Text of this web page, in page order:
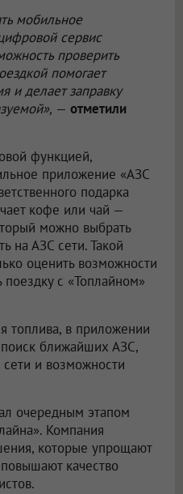
мобильное
сервис
проверить
помогает
и делает заправку
— отметили
функцией,
приложение «АЗС
подарка
кофе или чай —
можно выбрать
на АЗС сети. Такой
оценить возможности
с «Топлайном»
топлива, в приложении
ближайших АЗС,
и возможности
очередным этапом
Компания
которые упрощают
качество